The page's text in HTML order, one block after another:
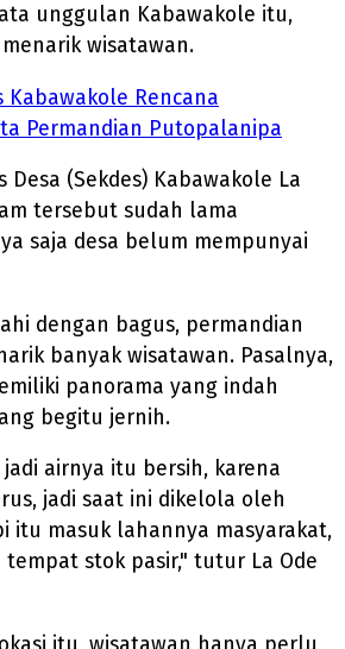
unggulan Kabawakole itu,
wisatawan.
Kabawakole Rencana
Permandian Putopalanipa
(Sekdes) Kabawakole La
tersebut sudah lama
saja desa belum mempunyai
dengan bagus, permandian
banyak wisatawan. Pasalnya,
panorama yang indah
begitu jernih.
airnya itu bersih, karena
jadi saat ini dikelola oleh
itu masuk lahannya masyarakat,
tempat stok pasir," tutur La Ode